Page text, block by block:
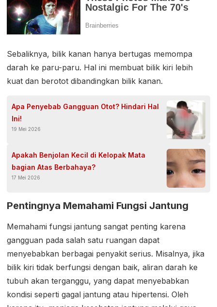
Sebaliknya, bilik kanan hanya bertugas memompa
darah ke paru-paru. Hal ini membuat bilik kiri lebih
kuat dan berotot dibandingkan bilik kanan.
Apa Penyebab Gangguan Otot? Hindari Hal
Ini!
19 Mei 2026
Apakah Benjolan Kecil di Kelopak Mata
bagian Atas Berbahaya?
17 Mei 2026
Pentingnya Memahami Fungsi Jantung
Memahami fungsi jantung sangat penting karena
gangguan pada salah satu ruangan dapat
menyebabkan berbagai penyakit serius. Misalnya, jika
bilik kiri tidak berfungsi dengan baik, aliran darah ke
tubuh akan terganggu, yang dapat menyebabkan
kondisi seperti gagal jantung atau hipertensi. Oleh